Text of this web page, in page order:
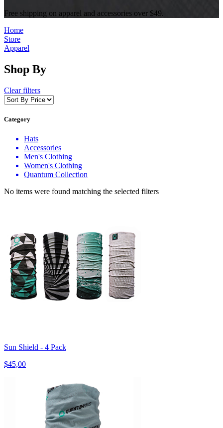
Free shipping on apparel and accessories over $49.
Home
Store
Apparel
Shop By
Clear filters
Category
Hats
Accessories
Men's Clothing
Women's Clothing
Quantum Collection
No items were found matching the selected filters
Sun Shield - 4 Pack
$45,00